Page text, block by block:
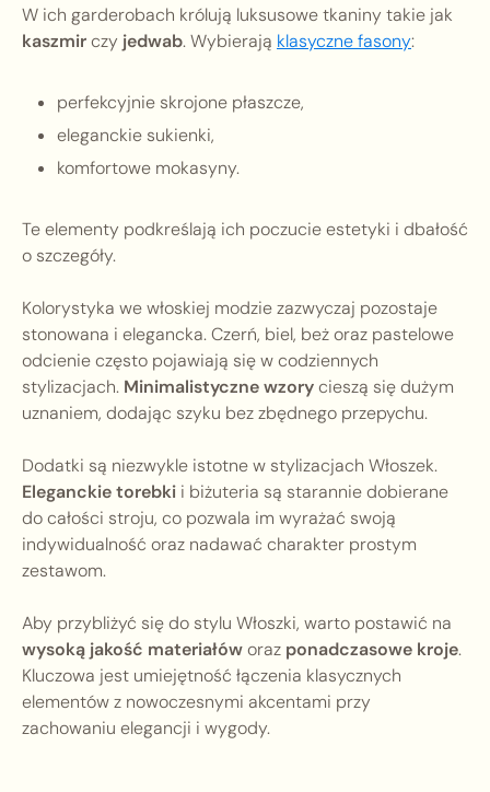
W ich garderobach królują luksusowe tkaniny takie jak
kaszmirczy jedwab. Wybierają klasyczne fasony:
perfekcyjnie skrojone płaszcze,
eleganckie sukienki,
komfortowe mokasyny.
Te elementy podkreślają ich poczucie estetyki i dbałość
o szczegóły.
Kolorystyka we włoskiej modzie zazwyczaj pozostaje
stonowana i elegancka. Czerń, biel, beż oraz pastelowe
odcienie często pojawiają się w codziennych
stylizacjach. Minimalistyczne wzorycieszą się dużym
uznaniem, dodając szyku bez zbędnego przepychu.
Dodatki są niezwykle istotne w stylizacjach Włoszek.
Eleganckie torebki i biżuteria są starannie dobierane
do całości stroju, co pozwala im wyrażać swoją
indywidualność oraz nadawać charakter prostym
zestawom.
Aby przybliżyć się do stylu Włoszki, warto postawić na
wysoką jakość materiałóworaz ponadczasowe kroje.
Kluczowa jest umiejętność łączenia klasycznych
elementów z nowoczesnymi akcentami przy
zachowaniu elegancji i wygody.